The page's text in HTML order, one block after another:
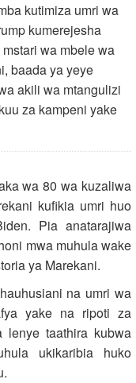
kutimiza umri wa
kumerejesha
wa mbele wa
baada ya yeye
akili wa mtangulizi
za kampeni yake
wa 80 wa kuzaliwa
kufikia umri huo
Pia anatarajiwa
mwa muhula wake
ya Marekani.
na umri wa
yake na ripoti za
lenye taathira kubwa
ukikaribia huko